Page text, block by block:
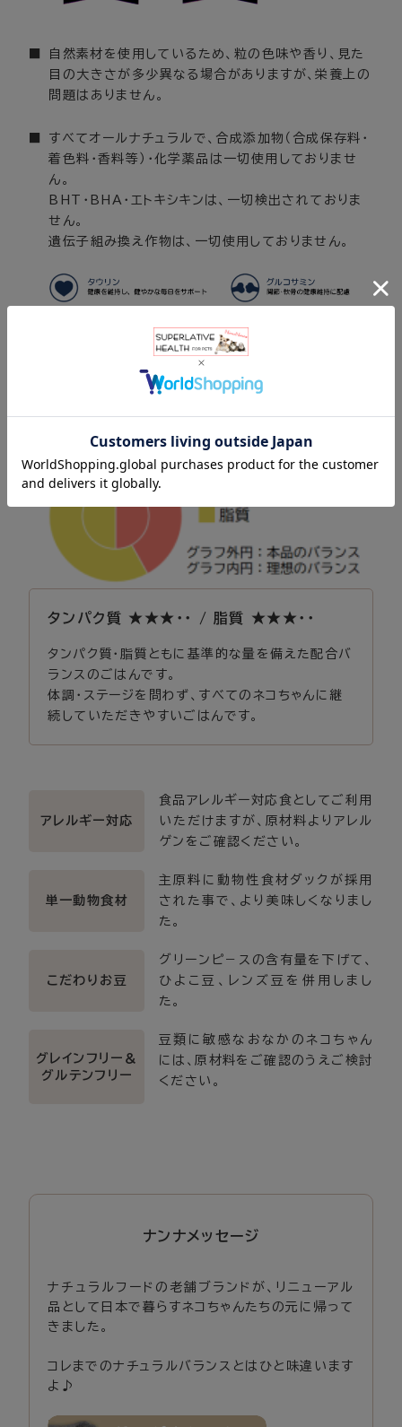
自然素材を使用しているため、粒の色味や香り、見た
目の大きさが多少異なる場合がありますが、栄養上の
問題はありません。
すべてオールナチュラルで、合成添加物（合成保存料・
着色料・香料等）・化学薬品は一切使用しておりませ
ん。
BHT・BHA・エトキシキンは、一切検出されておりま
せん。
遺伝子組み換え作物は、一切使用しておりません。
タンパク質 ★★★・・ / 脂質 ★★★・・
タンパク質・脂質ともに基準的な量を備えた配合バ
ランスのごはんです。
体調・ステージを問わず、すべてのネコちゃんに継
続していただきやすいごはんです。
アレルギー対応
食品アレルギー対応食としてご利用
いただけますが、原材料よりアレル
ゲンをご確認ください。
単一動物食材
主原料に動物性食材ダックが採用
された事で、より美味しくなりまし
た。
こだわりお豆
グリーンピ－スの含有量を下げて、
ひよこ豆、レンズ豆を併用しまし
た。
グレインフリー＆
グルテンフリー
豆類に敏感なおなかのネコちゃん
には、原材料をご確認のうえご検討
ください。
ナンナメッセージ
ナチュラルフードの老舗ブランドが、リニューアル
品として日本で暮らすネコちゃんたちの元に帰って
きました。
コレまでのナチュラルバランスとはひと味違います
よ♪